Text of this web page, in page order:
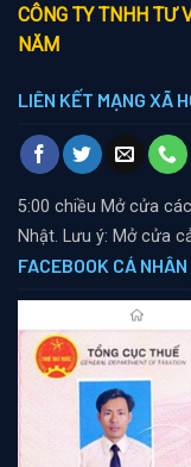
CÔNG TY TNHH TƯ
NĂM
LIÊN KẾT MẠNG XÃ
5:00 chiều Mở cửa
Nhật. Lưu ý: Mở cửa
FACEBOOK CÁ NHÂN